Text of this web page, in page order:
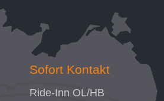
Sofort Kontakt
Ride-Inn OL/HB